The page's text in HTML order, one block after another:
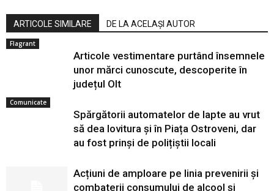
ARTICOLE SIMILARE DE LA ACELAȘI AUTOR
Flagrant
Articole vestimentare purtând însemnele
unor mărci cunoscute, descoperite în
județul Olt
Comunicate
Spărgătorii automatelor de lapte au vrut
să dea lovitura și în Piața Ostroveni, dar
au fost prinși de polițiștii locali
Acțiuni de amploare pe linia prevenirii și
combaterii consumului de alcool și